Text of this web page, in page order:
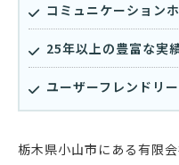
コミュニケーション
25年以上の豊富な実
ユーザーフレンドリ
栃木県小山市にある有限